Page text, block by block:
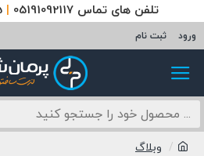
تلفن های تماس 05191092117
ورود ثبت نام
وبلاگ